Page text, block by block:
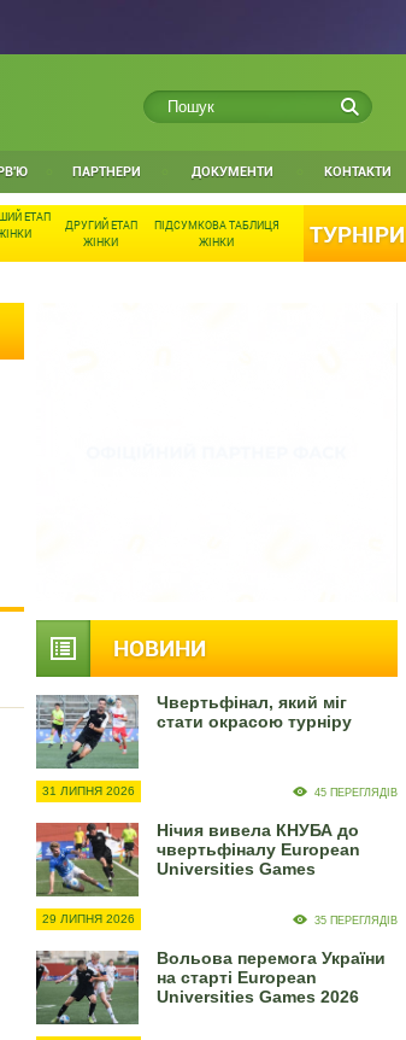
ПАРТНЕРИ ДОКУМЕНТИ КОНТАКТИ
ЕТАП
ДРУГИЙ ЕТАП
ЖІНКИ
ПІДСУМКОВА ТАБЛИЦЯ
ЖІНКИ
ТУРНІРИ
НОВИНИ
Чвертьфінал, який міг
стати окрасою турніру
31 ЛИПНЯ 2026 45 ПЕРЕГЛЯДІВ
Нічия вивела КНУБА до
чвертьфіналу European
Universities Games
29 ЛИПНЯ 2026 35 ПЕРЕГЛЯДІВ
Вольова перемога України
на старті European
Universities Games 2026